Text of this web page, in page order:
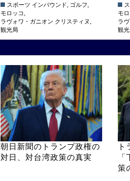
スポーツ インバウンド, ゴルフ,
モロッコ,
ラヴォワ・ガニオン クリスティヌ,
観光局
モ
ラ
観
朝日新聞のトランプ政権の
対日、対台湾政策の真実
ト
策